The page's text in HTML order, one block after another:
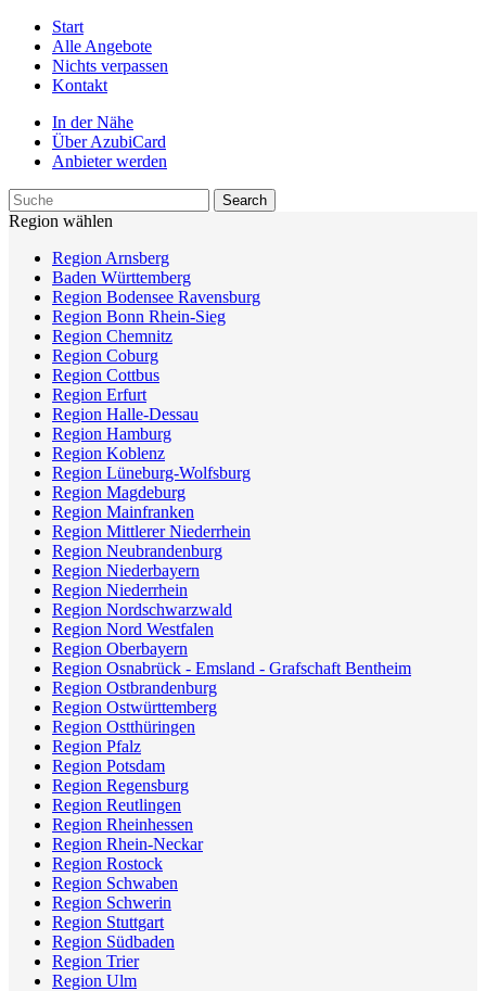
Start
Alle Angebote
Nichts verpassen
Kontakt
In der Nähe
Über AzubiCard
Anbieter werden
Region wählen
Region Arnsberg
Baden Württemberg
Region Bodensee Ravensburg
Region Bonn Rhein-Sieg
Region Chemnitz
Region Coburg
Region Cottbus
Region Erfurt
Region Halle-Dessau
Region Hamburg
Region Koblenz
Region Lüneburg-Wolfsburg
Region Magdeburg
Region Mainfranken
Region Mittlerer Niederrhein
Region Neubrandenburg
Region Niederbayern
Region Niederrhein
Region Nordschwarzwald
Region Nord Westfalen
Region Oberbayern
Region Osnabrück - Emsland - Grafschaft Bentheim
Region Ostbrandenburg
Region Ostwürttemberg
Region Ostthüringen
Region Pfalz
Region Potsdam
Region Regensburg
Region Reutlingen
Region Rheinhessen
Region Rhein-Neckar
Region Rostock
Region Schwaben
Region Schwerin
Region Stuttgart
Region Südbaden
Region Trier
Region Ulm